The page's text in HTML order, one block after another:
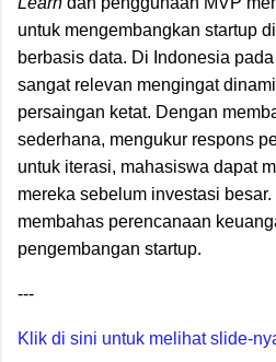
untuk mengembangkan startup
berbasis data. Di Indonesia
sangat relevan mengingat
persaingan ketat. Dengan
sederhana, mengukur respons
untuk iterasi, mahasiswa dapat
mereka sebelum investasi
membahas perencanaan
pengembangan startup.
---
Klik di sini untuk melihat slide-